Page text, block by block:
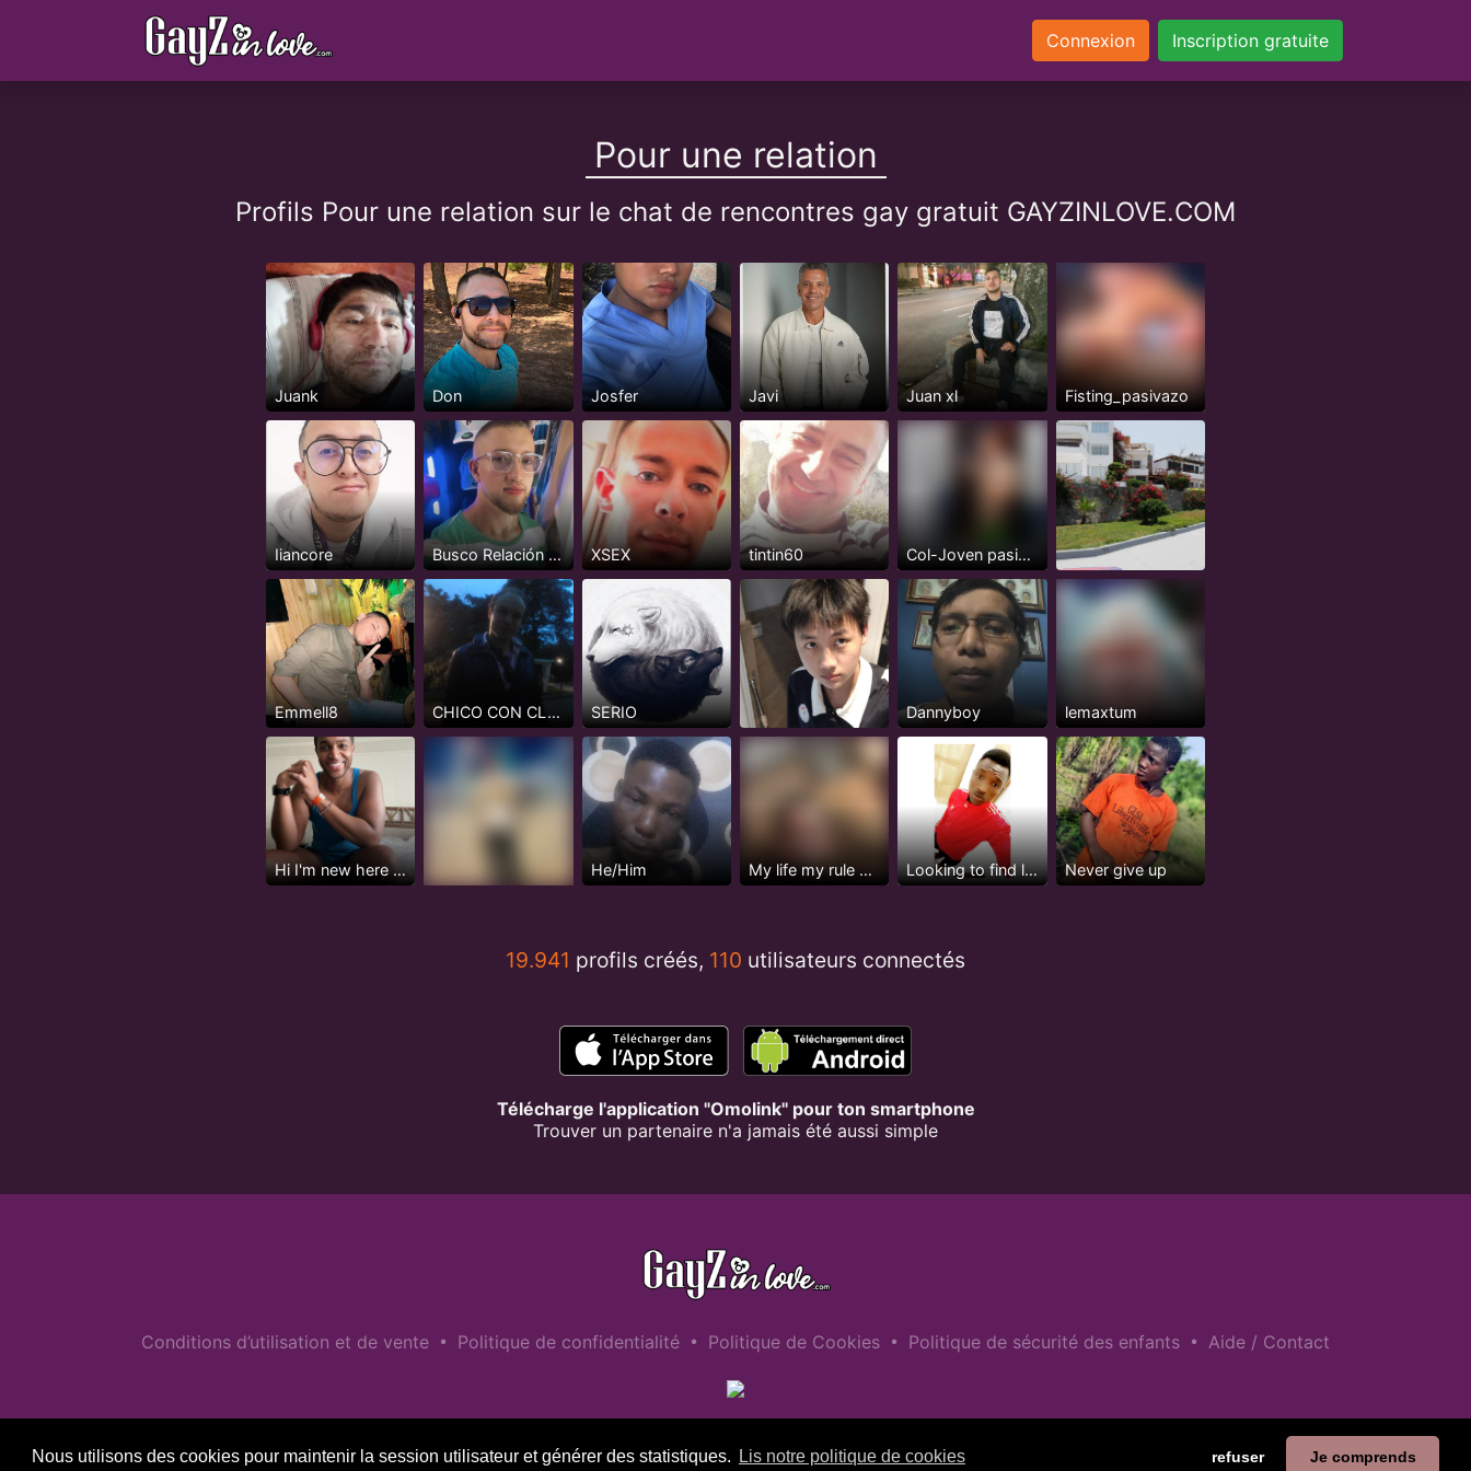
Nous utilisons des cookies pour maintenir la session utilisateur et générer des statistiques. Lis notre politique de cookies refuser Je comprends
Connexion Inscription gratuite
Pour une relation
Profils Pour une relation sur le chat de rencontres gay gratuit GAYZINLOVE.COM
Juank Don Josfer Javi Juan xl Fisting_pasivazo
Iiancore Busco Relación Seria y Estable XSEX tintin60 Col-Joven pasivo serio, 24 años
Emmell8 CHICO CON CLASE SERIO Dannyboy lemaxtum
Hi I'm new here but not really... He/Him My life my rule my happiness Looking to find love Never give up
19.941 profils créés, 110 utilisateurs connectés
Télécharge l'application "Omolink" pour ton smartphone
Trouver un partenaire n'a jamais été aussi simple
Conditions d’utilisation et de vente • Politique de confidentialité • Politique de Cookies • Politique de sécurité des enfants • Aide / Contact